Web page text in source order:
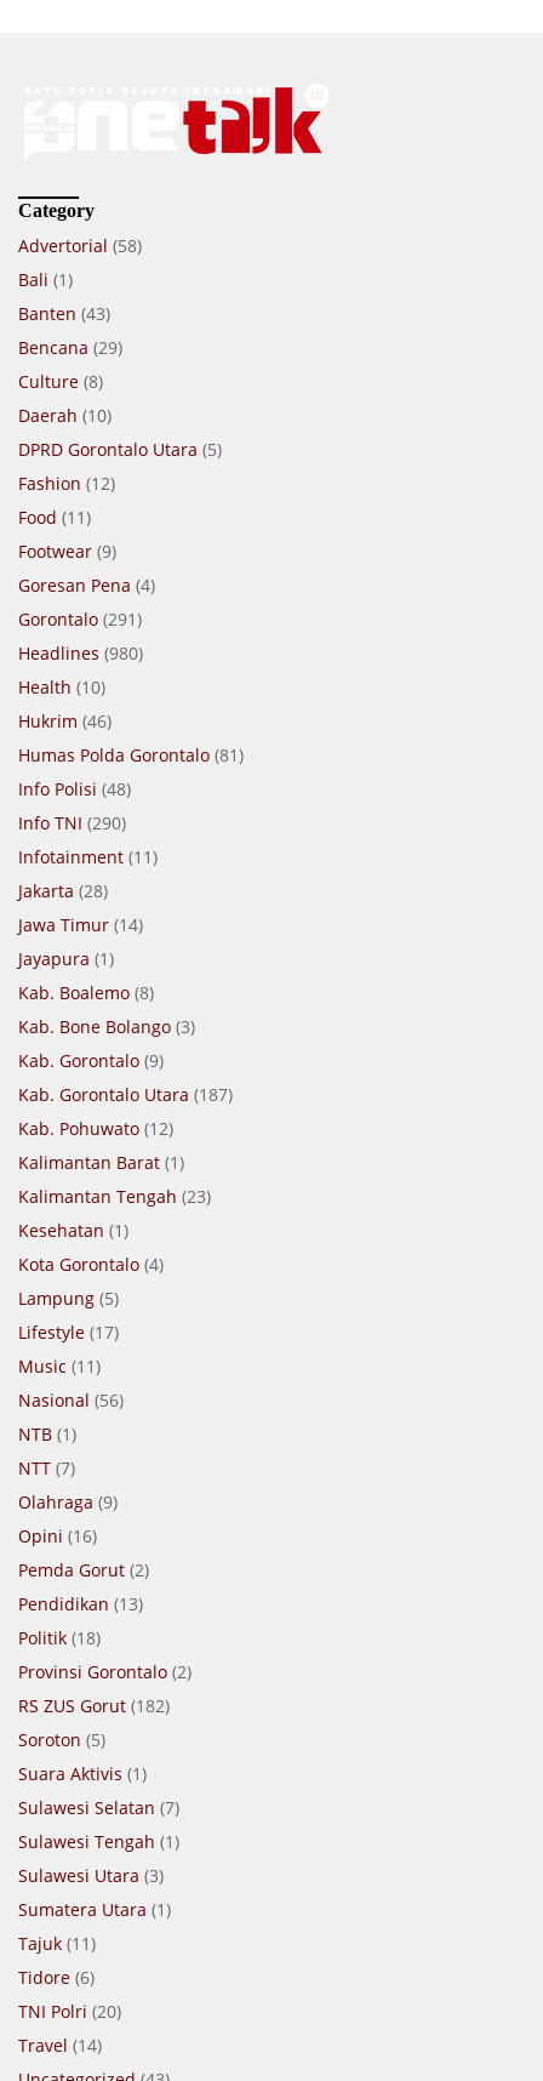
Category
Advertorial (58)
Bali (1)
Banten (43)
Bencana (29)
Culture (8)
Daerah (10)
DPRD Gorontalo Utara (5)
Fashion (12)
Food (11)
Footwear (9)
Goresan Pena (4)
Gorontalo (291)
Headlines (980)
Health (10)
Hukrim (46)
Humas Polda Gorontalo (81)
Info Polisi (48)
Info TNI (290)
Infotainment (11)
Jakarta (28)
Jawa Timur (14)
Jayapura (1)
Kab. Boalemo (8)
Kab. Bone Bolango (3)
Kab. Gorontalo (9)
Kab. Gorontalo Utara (187)
Kab. Pohuwato (12)
Kalimantan Barat (1)
Kalimantan Tengah (23)
Kesehatan (1)
Kota Gorontalo (4)
Lampung (5)
Lifestyle (17)
Music (11)
Nasional (56)
NTB (1)
NTT (7)
Olahraga (9)
Opini (16)
Pemda Gorut (2)
Pendidikan (13)
Politik (18)
Provinsi Gorontalo (2)
RS ZUS Gorut (182)
Soroton (5)
Suara Aktivis (1)
Sulawesi Selatan (7)
Sulawesi Tengah (1)
Sulawesi Utara (3)
Sumatera Utara (1)
Tajuk (11)
Tidore (6)
TNI Polri (20)
Travel (14)